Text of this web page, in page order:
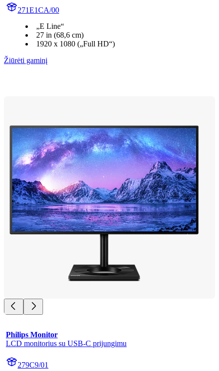
271E1CA/00
„E Line“
27 in (68,6 cm)
1920 x 1080 („Full HD“)
Žiūrėti gaminį
Philips Monitor
LCD monitorius su USB-C prijungimu
279C9/01